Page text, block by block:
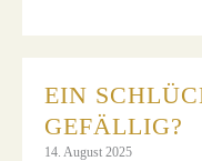
EIN
GEFÄLLIG?
14. August 2025